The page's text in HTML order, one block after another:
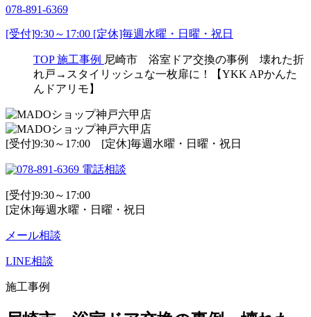
078-891-6369
[受付]9:30～17:00 [定休]毎週水曜・日曜・祝日
TOP 施工事例 尼崎市 浴室ドア交換の事例 壊れた折
れ戸→スタイリッシュな一枚扉に！【YKK APかんた
んドアリモ】
[受付]9:30～17:00 [定休]毎週水曜・日曜・祝日
電話相談
[受付]9:30～17:00
[定休]毎週水曜・日曜・祝日
メール相談
LINE相談
施工事例